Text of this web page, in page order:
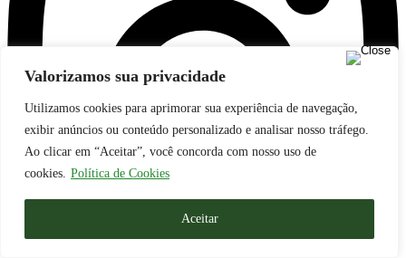
Valorizamos sua privacidade
Utilizamos cookies para aprimorar sua experiência de navegação,
exibir anúncios ou conteúdo personalizado e analisar nosso tráfego.
Ao clicar em “Aceitar”, você concorda com nosso uso de
cookies. Política de Cookies
Aceitar